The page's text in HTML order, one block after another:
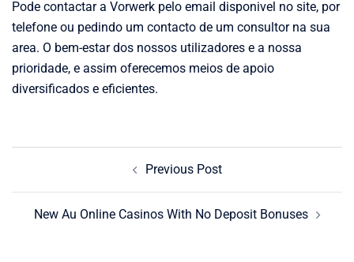
Pode contactar a Vorwerk pelo email disponivel no site, por
telefone ou pedindo um contacto de um consultor na sua
area. O bem-estar dos nossos utilizadores e a nossa
prioridade, e assim oferecemos meios de apoio
diversificados e eficientes.
Post
Previous Post
New Au Online Casinos With No Deposit Bonuses